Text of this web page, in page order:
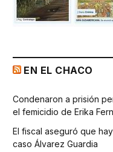
EN EL CHACO
Condenaron a prisión
el femicidio de Erika
El fiscal aseguró que
caso Álvarez Guardia